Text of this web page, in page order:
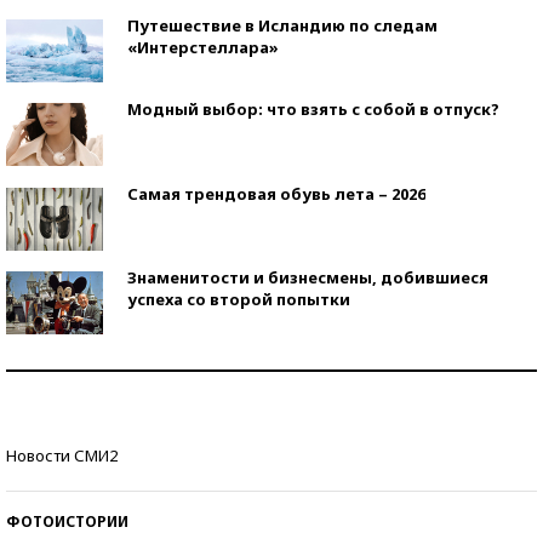
Путешествие в Исландию по следам
«Интерстеллара»
Модный выбор: что взять с собой в отпуск?
Самая трендовая обувь лета – 2026
Знаменитости и бизнесмены, добившиеся
успеха со второй попытки
Новости СМИ2
ФОТОИСТОРИИ